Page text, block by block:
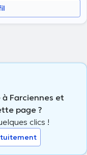
Farciennes et
page ?
clics !